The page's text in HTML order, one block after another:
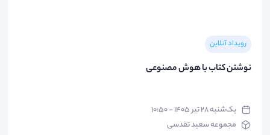
رویداد آنلاین
نوشتن کتاب با هوش مصنوعی
یک‌شنبه ۲۸ تیر ۱۴۰۵ - ۱۰:۵۰
مجموعه سعید تقدسی